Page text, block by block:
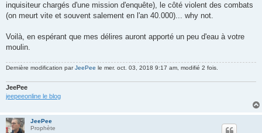
inquisiteur chargés d'une mission d'enquête), le côté violent des combats
(on meurt vite et souvent salement en l'an 40.000)... why not.
Voilà, en espérant que mes délires auront apporté un peu d'eau à votre
moulin.
Dernière modification parJeePee le mer. oct. 03, 2018 9:17 am, modifié 2 fois.
JeePee
jeepeeonline le blog
JeePee
Prophète